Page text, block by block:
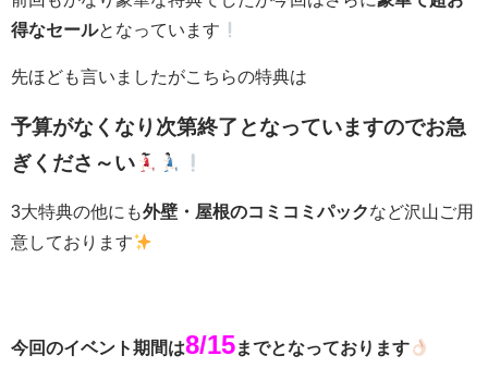
得なセールとなっています
先ほども言いましたがこちらの特典は
予算がなくなり次第終了となっていますのでお急
ぎくださ～い
3大特典の他にも外壁・屋根のコミコミパックなど沢山ご用
意しております
今回のイベント期間は8/15までとなっております